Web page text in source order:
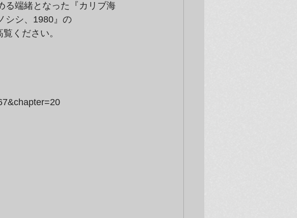
シシ、1980』の
ください。